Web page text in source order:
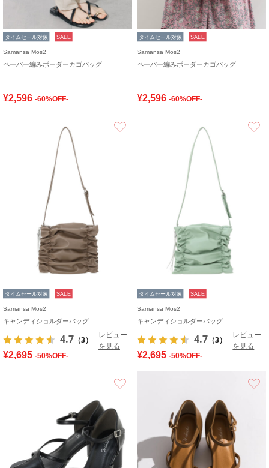
タイムセール対象 SALE
Samansa Mos2
ペーパー編みボーダーカゴバッグ
¥2,596 -60%OFF-
タイムセール対象 SALE
Samansa Mos2
ペーパー編みボーダーカゴバッグ
¥2,596 -60%OFF-
タイムセール対象 SALE
Samansa Mos2
キャンディショルダーバッグ
4.7 （3）
レビュー
を見る
¥2,695 -50%OFF-
タイムセール対象 SALE
Samansa Mos2
キャンディショルダーバッグ
4.7 （3）
レビュー
を見る
¥2,695 -50%OFF-